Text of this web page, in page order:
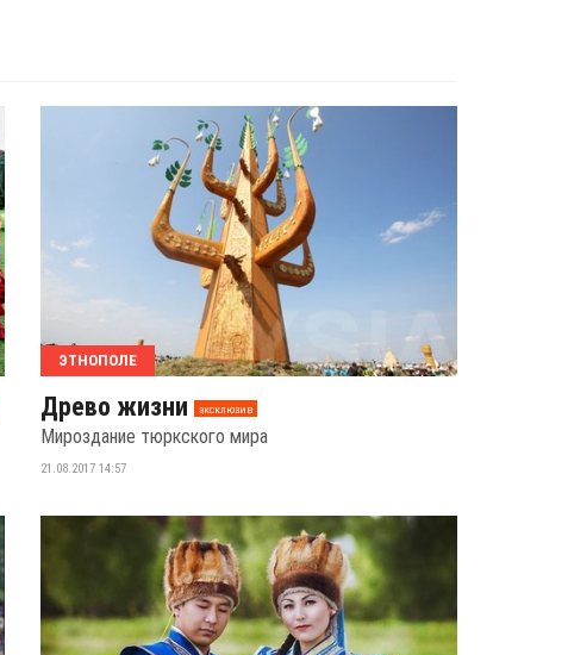
ЭТНОПОЛЕ
Древо жизни эксклюзив
Мироздание тюркского мира
21.08.2017 14:57